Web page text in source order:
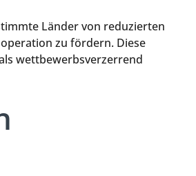
Länder von reduzierten
zu fördern. Diese
wettbewerbsverzerrend